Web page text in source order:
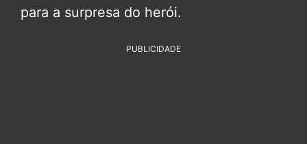
para a surpresa do herói.
PUBLICIDADE